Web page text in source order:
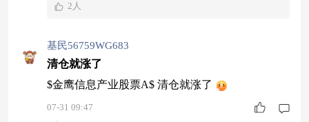
2人
基民56759WG683
清仓就涨了
$金鹰信息产业股票A$ 清仓就涨了
07-31 09:47